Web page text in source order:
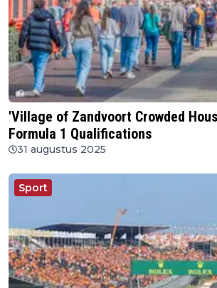
'Village of Zandvoort Crowded
Formula 1 Qualifications
31 augustus 2025
Sport